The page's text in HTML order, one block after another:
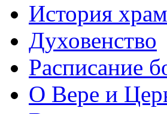
История
Духовенство
Расписание
О Вере и